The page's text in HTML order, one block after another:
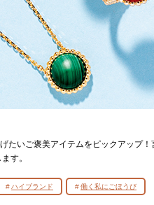
たいご褒美アイテムをピックアップ
す。
ハイブランド 働く私にごほうび